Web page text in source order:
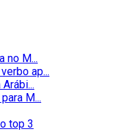
no M...
ap...
M...
top 3